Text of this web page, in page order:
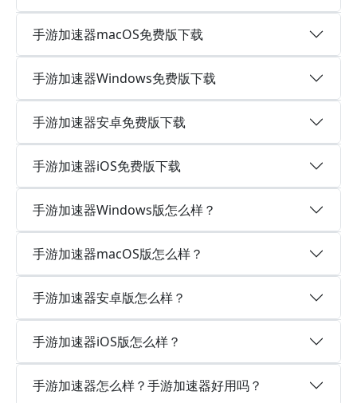
手游加速器macOS免费版下载
手游加速器Windows免费版下载
手游加速器安卓免费版下载
手游加速器iOS免费版下载
手游加速器Windows版怎么样？
手游加速器macOS版怎么样？
手游加速器安卓版怎么样？
手游加速器iOS版怎么样？
手游加速器怎么样？手游加速器好用吗？